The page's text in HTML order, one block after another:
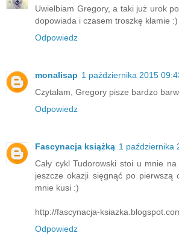
Uwielbiam Gregory, a taki już urok
dopowiada i czasem troszkę kłamie :)
Odpowiedz
monalisap 1 października 2015
Czytałam, Gregory pisze bardzo
Odpowiedz
Fascynacja książką 1 października
Cały cykl Tudorowski stoi u mnie na
jeszcze okazji sięgnąć po pierwszą
mnie kusi :)
http://fascynacja-
Odpowiedz